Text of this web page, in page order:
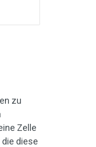
zu
Zelle
diese